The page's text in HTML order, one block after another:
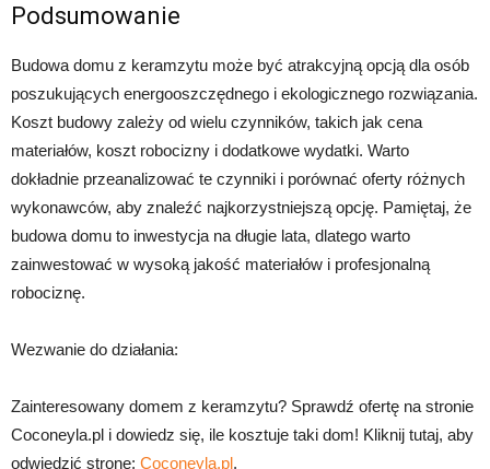
Podsumowanie
Budowa domu z keramzytu może być atrakcyjną opcją dla osób
poszukujących energooszczędnego i ekologicznego rozwiązania.
Koszt budowy zależy od wielu czynników, takich jak cena
materiałów, koszt robocizny i dodatkowe wydatki. Warto
dokładnie przeanalizować te czynniki i porównać oferty różnych
wykonawców, aby znaleźć najkorzystniejszą opcję. Pamiętaj, że
budowa domu to inwestycja na długie lata, dlatego warto
zainwestować w wysoką jakość materiałów i profesjonalną
robociznę.
Wezwanie do działania:
Zainteresowany domem z keramzytu? Sprawdź ofertę na stronie
Coconeyla.pl i dowiedz się, ile kosztuje taki dom! Kliknij tutaj, aby
odwiedzić stronę: Coconeyla.pl.